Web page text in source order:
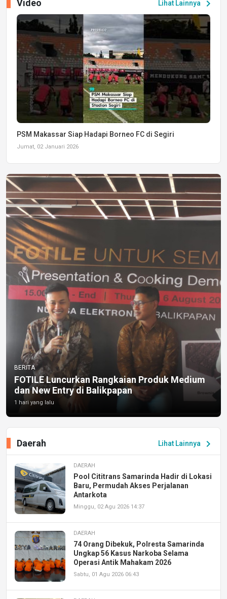
Lihat Lainnya chevron_right
Video
PSM Makassar Siap Hadapi Borneo FC di Segiri
Jumat, 02 Januari 2026
BERITA
FOTILE Luncurkan Rangkaian Produk Medium
dan New Entry di Balikpapan
1 hari yang lalu
Lihat Lainnya chevron_right
Daerah
DAERAH
Pool Cititrans Samarinda Hadir di Lokasi
Baru, Permudah Akses Perjalanan
Antarkota
Minggu, 02 Agu 2026 14:37
DAERAH
74 Orang Dibekuk, Polresta Samarinda
Ungkap 56 Kasus Narkoba Selama
Operasi Antik Mahakam 2026
Sabtu, 01 Agu 2026 06:43